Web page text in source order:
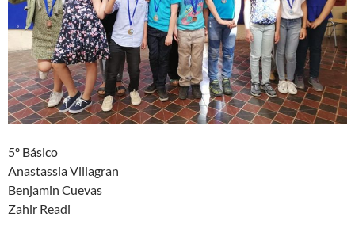
5º Básico
Anastassia Villagran
Benjamin Cuevas
Zahir Readi